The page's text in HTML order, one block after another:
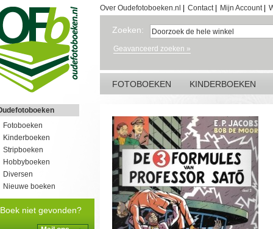
Over Oudefotoboeken.nl Contact| Mijn Account|
Zoeken:
Geavanceerd zoeken »
FOTOBOEKEN KINDERBOEKEN
Fotoboeken
Kinderboeken
Stripboeken
Hobbyboeken
Diversen
Nieuwe boeken
Boek niet gevonden?